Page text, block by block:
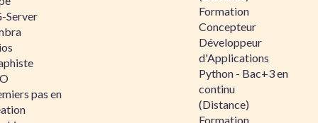
Server
pas en
Formation
Concepteur
Développeur
d'Applications
Python - Bac+3 en
continu
(Distance)
Formation